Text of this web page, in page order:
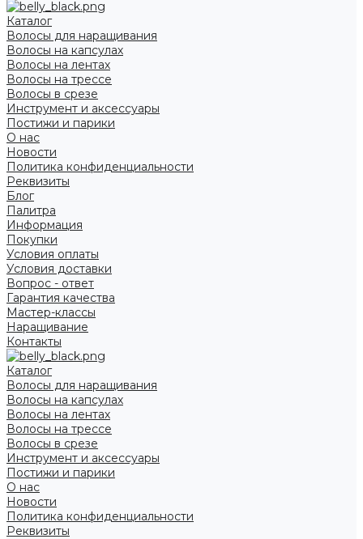
Каталог
Волосы для наращивания
Волосы на капсулах
Волосы на лентах
Волосы на трессе
Волосы в срезе
Инструмент и аксессуары
Постижи и парики
О нас
Новости
Политика конфиденциальности
Реквизиты
Блог
Палитра
Информация
Покупки
Условия оплаты
Условия доставки
Вопрос - ответ
Гарантия качества
Мастер-классы
Наращивание
Контакты
Каталог
Волосы для наращивания
Волосы на капсулах
Волосы на лентах
Волосы на трессе
Волосы в срезе
Инструмент и аксессуары
Постижи и парики
О нас
Новости
Политика конфиденциальности
Реквизиты